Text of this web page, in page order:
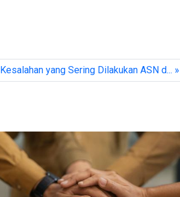
Kesalahan yang Sering Dilakukan ASN d... »